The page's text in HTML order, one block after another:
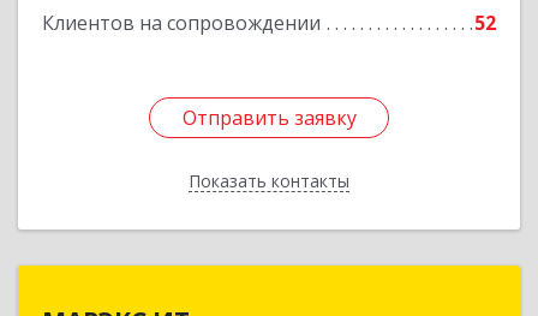
Клиентов на сопровождении 52
Отправить заявку
Показать контакты
Отправить заявку
Назад